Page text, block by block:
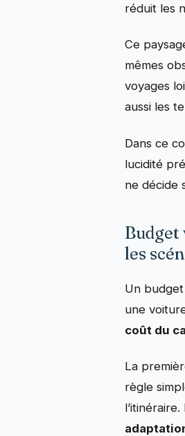
réduit les
Ce
mêmes
voyages
aussi les
Dans ce
lucidité
ne décide
Budget
les
Un
une
coût du
La
règle